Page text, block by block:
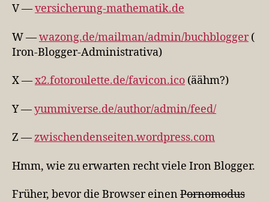
V —versicherung-mathematik.de
W —wazong.de/mailman/admin/buchblogger (
Iron-Blogger-Administrativa)
X —x2.fotoroulette.de/favicon.ico (äähm?)
Y —yummiverse.de/author/admin/feed/
Z —zwischendenseiten.wordpress.com
Hmm, wie zu erwarten recht viele Iron Blogger.
Früher, bevor die Browser einen Pornomodus